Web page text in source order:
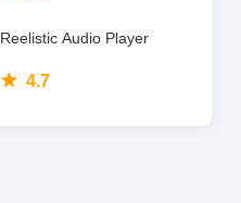
Reelistic Audio Player
4.7